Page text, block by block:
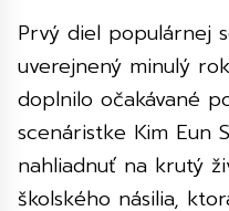
Prvý diel populárnej
uverejnený minulý
doplnilo očakávané
scenáristke Kim Eun
nahliadnuť na krutý
školského násilia,